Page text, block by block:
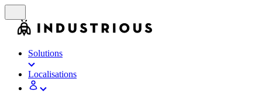
Solutions
Localisations